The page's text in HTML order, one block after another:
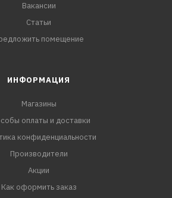
Вакансии
Статьи
помещение
ИНФОРМАЦИЯ
Магазины
оплаты и доставки
конфиденциальности
Производители
Акции
Как оформить заказ